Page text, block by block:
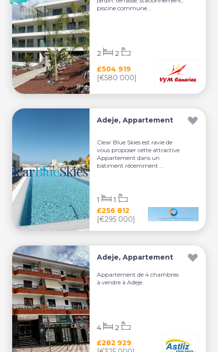
piscine commune...
£504 919
[€580 000]
2 2
Adeje, Appartement
Clear Blue Skies est ravie de
vous proposer cette attractive
Appartement dans un
bâtiment récemment ...
£256 812
[€295 000]
1 1
Adeje, Appartement
Appartement de 4 chambres
à vendre à Adeje.
£282 929
4 2